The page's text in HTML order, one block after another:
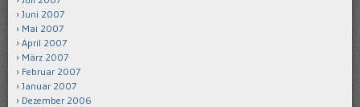
Juni 2007
Mai 2007
April 2007
März 2007
Februar 2007
Januar 2007
Dezember 2006